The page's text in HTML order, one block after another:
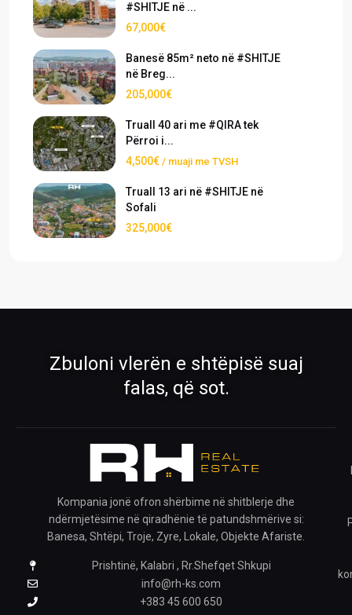
#SHITJE në ...
67,000€
Banesë 85m² neto në #SHITJE
në Breg...
205,000€
Truall 40 ari me #QIRA tek
Përroi i...
4,500€ / muaji me TVSH
Truall 13 ari në #SHITJE në
Sofali
325,000€
Zbuloni vlerën e shtëpisë suaj
falas, që sot.
Kompania jonë ofron shërbime në shitblerje dhe
ndërmjetësime në qiradhënie të patundshmërive si:
Banesa, Shtëpi, Troje, Zyre, Lokale, Objekte Afariste.
Prishtinë, Kalabri , Rr.Shefqet Shkupi
info@rh-ks.com
+383 45 600 650
Estate
Mëso më shumë për ekipin tonë
Kontakti
Na kontaktoni për çdo pyetje
Krijo kërkesë
Pronat e ruajtura
Shiko pronat që i ke ruajtur
›